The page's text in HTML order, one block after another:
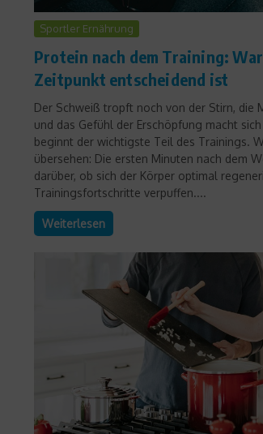
Sportler Ernährung
Protein nach dem Training:
Zeitpunkt entscheidend ist
Der Schweiß tropft noch von der Stirn, die
und das Gefühl der Erschöpfung macht
beginnt der wichtigste Teil des Trainings.
übersehen: Die ersten Minuten nach dem
darüber, ob sich der Körper optimal
Trainingsfortschritte verpuffen....
Weiterlesen